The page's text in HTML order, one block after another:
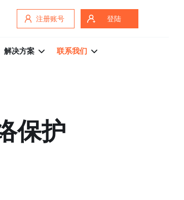
注册账号 登陆
解决方案 联系我们
保护